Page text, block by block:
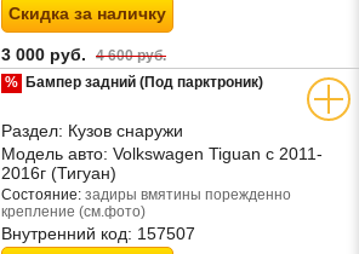
Скидка за наличку
3 000 руб. 4 600 руб.
% Бампер задний (Под парктроник)
Раздел: Кузов снаружи
Модель авто: Volkswagen Tiguan с 2011-
2016г (Тигуан)
Состояние: задиры вмятины порежденно
крепление (см.фото)
Внутренний код: 157507